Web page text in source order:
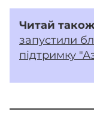
Читай
запустили
підтримку